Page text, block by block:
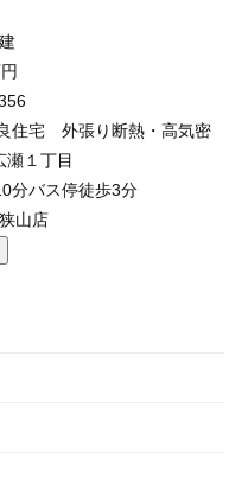
住宅 外張り断熱・高気密
瀬１丁目
分バス停徒歩3分
山店